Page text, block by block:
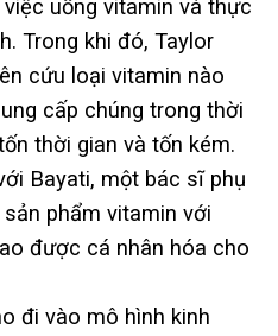
uống vitamin và thực
Trong khi đó, Taylor
cứu loại vitamin nào
cấp chúng trong thời
thời gian và tốn kém.
Bayati, một bác sĩ phụ
phẩm vitamin với
được cá nhân hóa cho
đi vào mô hình kinh